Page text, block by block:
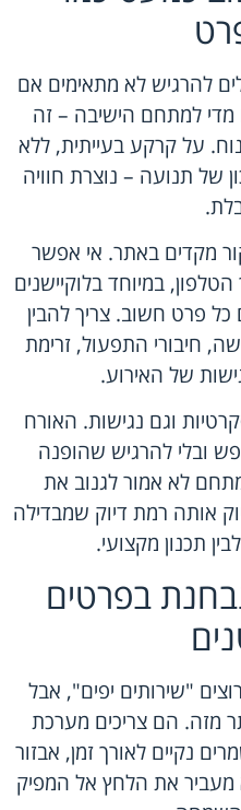
להרגיש לא מתאימים אם
מדי למתחם הישיבה – זה
על קרקע בעייתית, ללא
של תנועה – נוצרת חוויה
מקדים באתר. אי אפשר
במיוחד בלוקיישנים
כל פרט חשוב. צריך להבין
חיבורי התפעול, זרימת
של האירוע.
וגם נגישות. האורח
ובלי להרגיש שהופנה
לא אמור לגנוב את
אותה רמת דיוק שמבדילה
תכנון מקצועי.
בפרטים
"שירותים יפים", אבל
מזה. הם צריכים מערכת
נקיים לאורך זמן, אבזור
מעביר את הלחץ אל המפיק